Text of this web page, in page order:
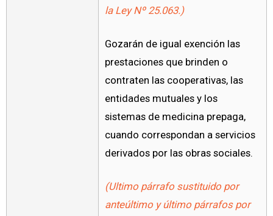
la Ley Nº 25.063.)
Gozarán de igual exención las
prestaciones que brinden o
contraten las cooperativas, las
entidades mutuales y los
sistemas de medicina prepaga,
cuando correspondan a servicios
derivados por las obras sociales.
(Ultimo párrafo sustituido por
anteúltimo y último párrafos por